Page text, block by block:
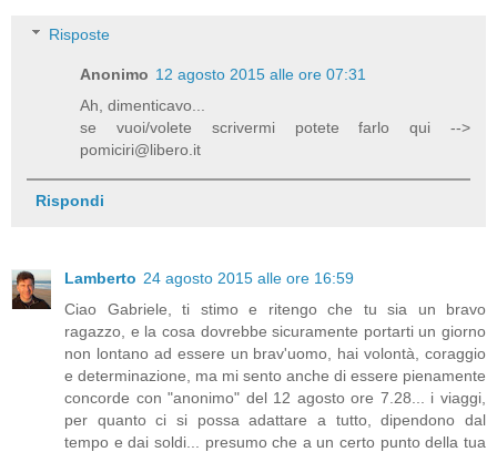
Risposte
Anonimo 12 agosto 2015 alle ore 07:31
Ah, dimenticavo...
se vuoi/volete scrivermi potete farlo qui -->
pomiciri@libero.it
Rispondi
Lamberto 24 agosto 2015 alle ore 16:59
Ciao Gabriele, ti stimo e ritengo che tu sia un bravo
ragazzo, e la cosa dovrebbe sicuramente portarti un giorno
non lontano ad essere un brav'uomo, hai volontà, coraggio
e determinazione, ma mi sento anche di essere pienamente
concorde con "anonimo" del 12 agosto ore 7.28... i viaggi,
per quanto ci si possa adattare a tutto, dipendono dal
tempo e dai soldi... presumo che a un certo punto della tua